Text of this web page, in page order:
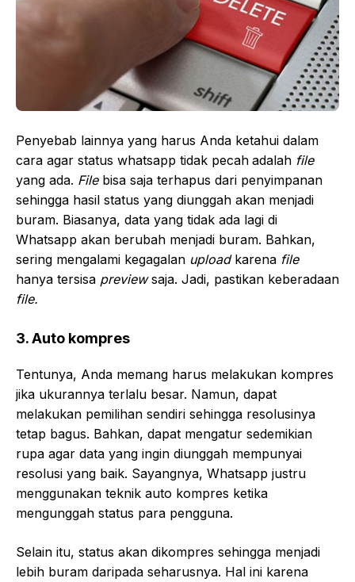
Penyebab lainnya yang harus Anda ketahui dalam
cara agar status whatsapp tidak pecah adalah file
yang ada. File bisa saja terhapus dari penyimpanan
sehingga hasil status yang diunggah akan menjadi
buram. Biasanya, data yang tidak ada lagi di
Whatsapp akan berubah menjadi buram. Bahkan,
sering mengalami kegagalan upload karena file
hanya tersisa previewsaja. Jadi, pastikan keberadaan
file.
3. Auto kompres
Tentunya, Anda memang harus melakukan kompres
jika ukurannya terlalu besar. Namun, dapat
melakukan pemilihan sendiri sehingga resolusinya
tetap bagus. Bahkan, dapat mengatur sedemikian
rupa agar data yang ingin diunggah mempunyai
resolusi yang baik. Sayangnya, Whatsapp justru
menggunakan teknik auto kompres ketika
mengunggah status para pengguna.
Selain itu, status akan dikompres sehingga menjadi
lebih buram daripada seharusnya. Hal ini karena